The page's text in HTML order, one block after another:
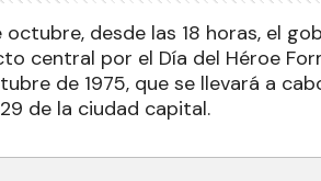
desde las 18 horas, el
central por el Día del Héroe
de 1975, que se llevará a
de la ciudad capital.